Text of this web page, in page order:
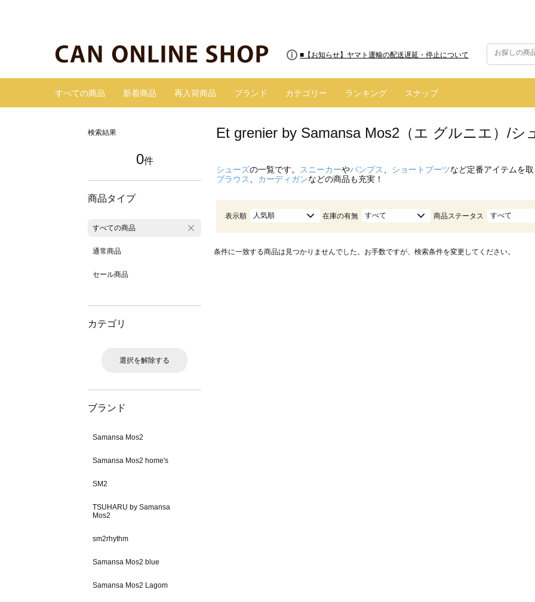
■8/13(木)AM2:00～サイトメンテナンス実施のお知らせ
■【お知らせ】ヤマト運輸の配送遅延・停止について
すべての商品 新着商品 再入荷商品 ブランド カテゴリー ランキング スナップ
検索結果
0件
商品タイプ
すべての商品
通常商品
セール商品
カテゴリ
選択を解除する
ブランド
Samansa Mos2
Samansa Mos2 home's
SM2
TSUHARU by Samansa
Mos2
sm2rhythm
Samansa Mos2 blue
Samansa Mos2 Lagom
Et grenier by Samansa Mos2（エ グルニエ）/シ
シューズの一覧です。 スニーカーやパンプス ショートブーツなど定番アイテムを
ブラウス
カーディガンなどの商品も充実！
表示順 人気順 在庫の有無 すべて 商品ステータス すべて
条件に一致する商品は見つかりませんでした。お手数ですが、検索条件を変更してください。